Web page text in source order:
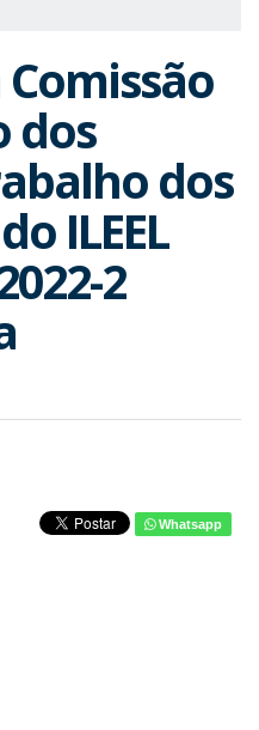
dos
dos
ILEEL
2
Whatsapp